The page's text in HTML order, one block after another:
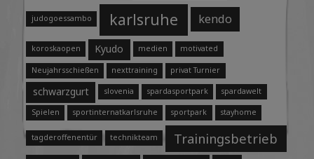
judogoessambo karlsruhe kendo
koroskaopen Kyudo medien motivated
Neujahrsschießen nexttraining privat Turnier
schwarzgurt slovenia spardasportpark spardawelt
Spielen sportinternatkarlsruhe sportpark stayhome
tagderoffenentür technikteam Trainingsbetrieb